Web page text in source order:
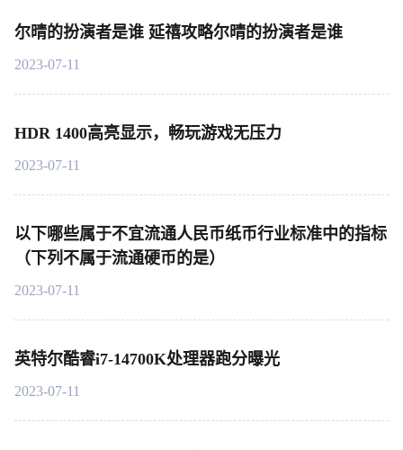
尔晴的扮演者是谁 延禧攻略尔晴的扮演者是谁
2023-07-11
HDR 1400高亮显示，畅玩游戏无压力
2023-07-11
以下哪些属于不宜流通人民币纸币行业标准中的指标
（下列不属于流通硬币的是）
2023-07-11
英特尔酷睿i7-14700K处理器跑分曝光
2023-07-11